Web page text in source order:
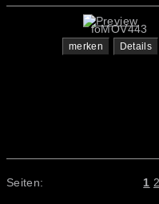
foMOV443
merken Details
Seiten: 1 2